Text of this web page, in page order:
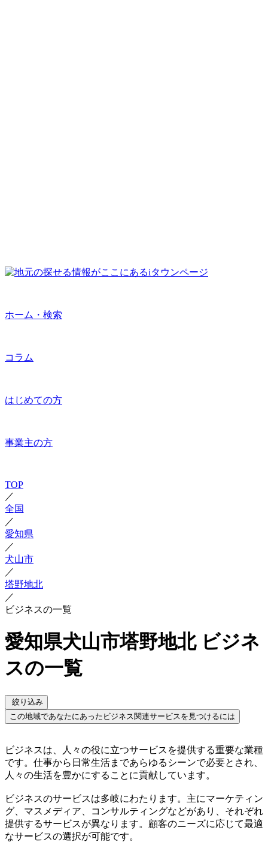
ホーム・検索
コラム
はじめての方
事業主の方
TOP
／
全国
／
愛知県
／
犬山市
／
塔野地北
／
ビジネスの一覧
愛知県犬山市塔野地北 ビジネ
スの一覧
絞り込み
この地域であなたにあったビジネス関連サービスを見つけるには
ビジネスは、人々の役に立つサービスを提供する重要な業種
です。仕事から日常生活まであらゆるシーンで必要とされ、
人々の生活を豊かにすることに貢献しています。
ビジネスのサービスは多岐にわたります。主にマーケティン
グ、マスメディア、コンサルティングなどがあり、それぞれ
提供するサービスが異なります。顧客のニーズに応じて最適
なサービスの選択が可能です。